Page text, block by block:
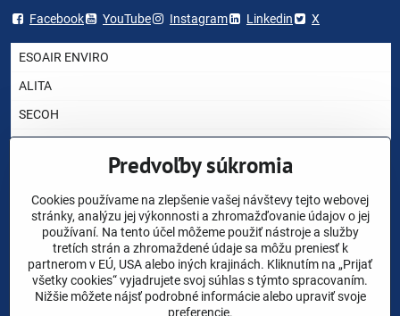
Facebook YouTube Instagram Linkedin X
ESOAIR ENVIRO
ALITA
SECOH
YASUNAGA RIETSCHLE THOMAS
NITTO KOHKI
CHARLES AUSTEN
AKO VYBRAŤ DÚCHADLO ?
Predvoľby súkromia
Cookies používame na zlepšenie vašej návštevy tejto webovej
stránky, analýzu jej výkonnosti a zhromažďovanie údajov o jej
používaní. Na tento účel môžeme použiť nástroje a služby
tretích strán a zhromaždené údaje sa môžu preniesť k
partnerom v EÚ, USA alebo iných krajinách. Kliknutím na „Prijať
všetky cookies“ vyjadrujete svoj súhlas s týmto spracovaním.
Nižšie môžete nájsť podrobné informácie alebo upraviť svoje
preferencie.